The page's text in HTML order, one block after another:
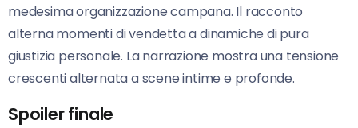
medesima organizzazione campana. Il racconto
alterna momenti di vendetta a dinamiche di pura
giustizia personale. La narrazione mostra una tensione
crescenti alternata a scene intime e profonde.
Spoiler finale